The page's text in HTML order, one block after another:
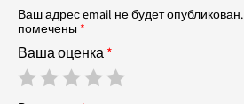
Ваш адрес email не будет опубликован.
помечены *
Ваша оценка*